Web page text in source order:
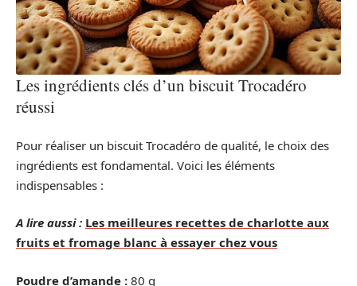
Les ingrédients clés d’un biscuit Trocadéro
réussi
Pour réaliser un biscuit Trocadéro de qualité, le choix des
ingrédients est fondamental. Voici les éléments
indispensables :
A lire aussi : Les meilleures recettes de charlotte aux
fruits et fromage blanc à essayer chez vous
Poudre d’amande : 80 g